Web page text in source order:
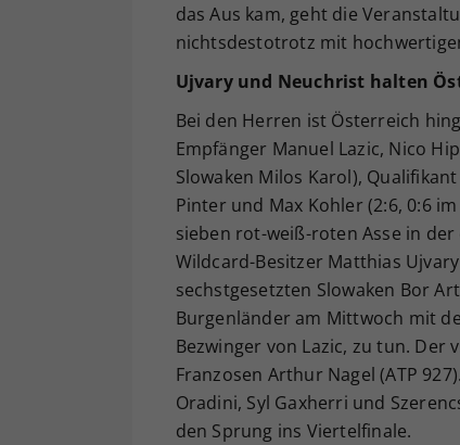
das Aus kam, geht die
nichtsdestotrotz mit
Ujvary und Neuchrist halten
Bei den Herren ist Österreich
Empfänger Manuel Lazic, Nico
Slowaken Milos Karol),
Pinter und Max Kohler (2:6, 0:6
sieben rot-weiß-roten Asse in
Wildcard-Besitzer Matthias
sechstgesetzten Slowaken Bor
Burgenländer am Mittwoch mit
Bezwinger von Lazic, zu tun.
Franzosen Arthur Nagel (ATP
Oradini, Syl Gaxherri und
den Sprung ins Viertelfinale.